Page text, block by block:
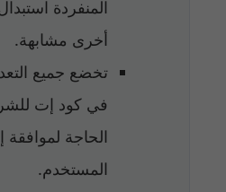
المنفردة
أخرى مشابهة.
تخضع جميع
في كود إت
الحاجة
المستخدم.